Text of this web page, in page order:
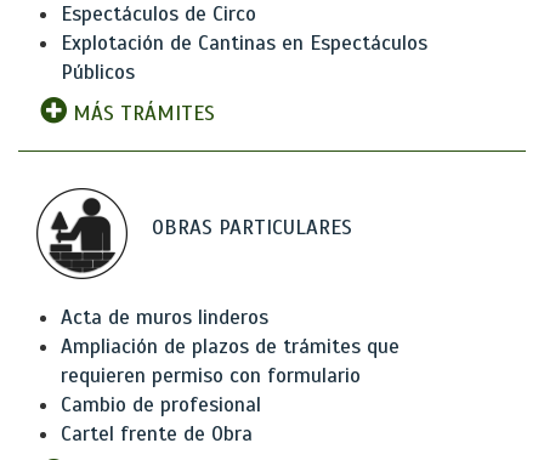
Espectáculos de Circo
Explotación de Cantinas en Espectáculos
Públicos
MÁS TRÁMITES
OBRAS PARTICULARES
Acta de muros linderos
Ampliación de plazos de trámites que
requieren permiso con formulario
Cambio de profesional
Cartel frente de Obra